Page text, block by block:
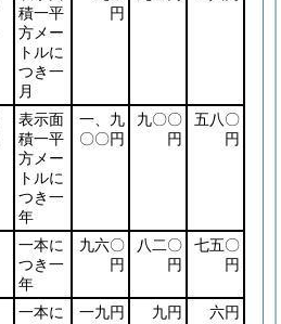
積一平
方メー
トルに
つき一
月
円
表示面
積一平
方メー
トルに
つき一
年
一、九
〇〇円
九〇〇
円
五八〇
円
一本に
つき一
年
九六〇
円
八二〇
円
七五〇
円
一本に
一九円 九円 六円